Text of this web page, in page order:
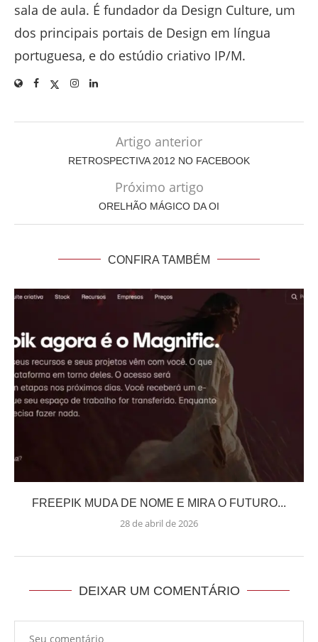
sala de aula. É fundador da Design Culture, um
dos principais portais de Design em língua
portuguesa, e do estúdio criativo IP/M.
Artigo anterior
RETROSPECTIVA 2012 NO FACEBOOK
Próximo artigo
ORELHÃO MÁGICO DA OI
CONFIRA TAMBÉM
FREEPIK MUDA DE NOME E MIRA O FUTURO...
28 de abril de 2026
DEIXAR UM COMENTÁRIO